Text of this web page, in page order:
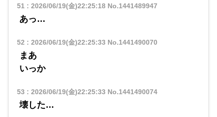
51 : 2026/06/19(金)22:25:18No.1441489947
あっ…
52 : 2026/06/19(金)22:25:33 No.1441490070
まあ
いっか
53 : 2026/06/19(金)22:25:33 No.1441490074
壊した…